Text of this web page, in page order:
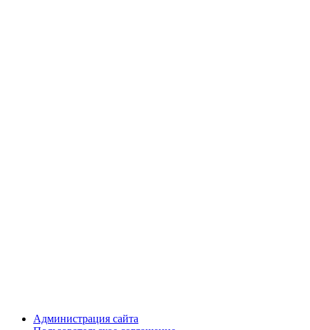
Администрация сайта